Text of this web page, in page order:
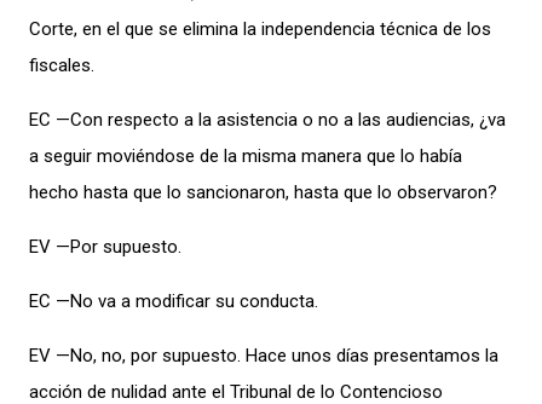
Corte, en el que se elimina la independencia técnica de los
fiscales.
EC —Con respecto a la asistencia o no a las audiencias, ¿va
a seguir moviéndose de la misma manera que lo había
hecho hasta que lo sancionaron, hasta que lo observaron?
EV —Por supuesto.
EC —No va a modificar su conducta.
EV —No, no, por supuesto. Hace unos días presentamos la
acción de nulidad ante el Tribunal de lo Contencioso